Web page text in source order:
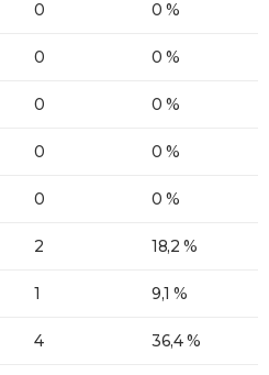
0 0 %
0 0 %
0 0 %
0 0 %
0 0 %
2 18,2 %
1 9,1 %
4 36,4 %